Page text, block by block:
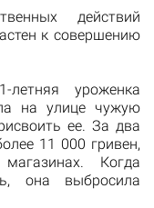
действий
к совершению
летняя уроженка
на улице чужую
ее. За два
11 000 гривен,
Когда
она выбросила